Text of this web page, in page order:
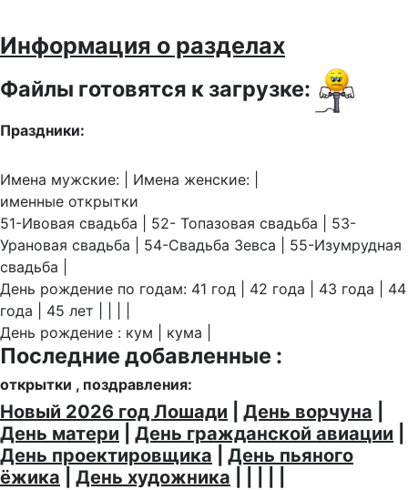
Информация о разделах
Файлы готовятся к загрузке:
Праздники:
Имена мужские: | Имена женские: |
именные открытки
51-Ивовая свадьба | 52- Топазовая свадьба | 53-
Урановая свадьба | 54-Свадьба Зевса | 55-Изумрудная
свадьба |
День рождение по годам: 41 год | 42 года | 43 года | 44
года | 45 лет | | | |
День рождение : кум | кума |
Последние добавленные :
открытки , поздравления:
Новый 2026 год Лошади День ворчуна
День матери
День гражданской авиации
День проектировщика
День пьяного
ёжика
День художника